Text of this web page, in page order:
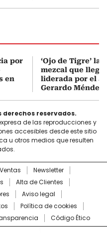
por
en
‘Ojo de Tigre’ la
mezcal que llega
liderada por el
Gerardo Méndez
derechos reservados.
de las reproducciones y
accesibles desde este sitio
u otros medios que resulten
Newsletter
Alta de Clientes
Aviso legal
Política de cookies
Código Ético